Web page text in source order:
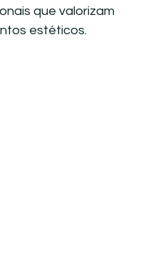
que valorizam
estéticos.